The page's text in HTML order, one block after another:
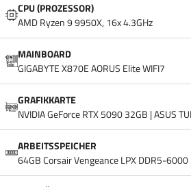
CPU (PROZESSOR)
AMD Ryzen 9 9950X, 16x 4.3GHz
MAINBOARD
GIGABYTE X870E AORUS Elite WIFI7
GRAFIKKARTE
NVIDIA GeForce RTX 5090 32GB | ASUS
ARBEITSSPEICHER
64GB Corsair Vengeance LPX DDR5-6000